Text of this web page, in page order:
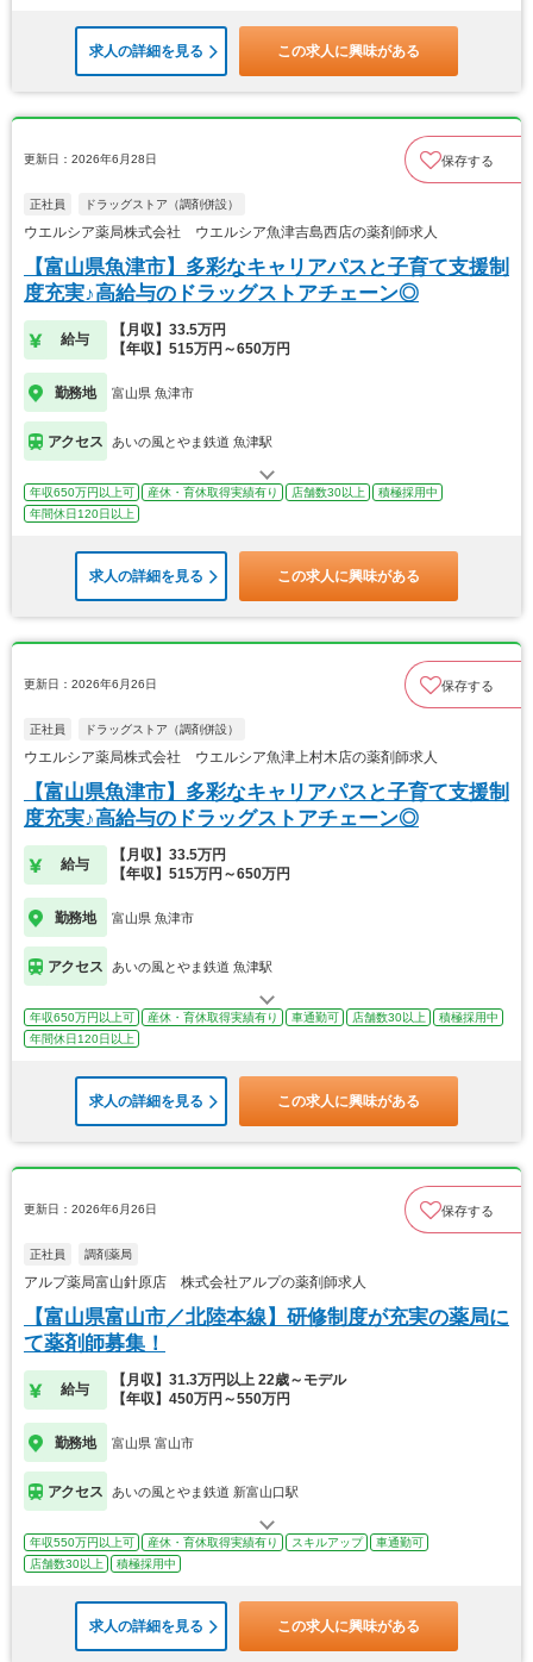
求人の詳細を見る この求人に興味がある
更新日：2026年6月28日 保存する
正社員 ドラッグストア（調剤併設）
ウエルシア薬局株式会社 ウエルシア魚津吉島西店の薬剤師求人
【富山県魚津市】多彩なキャリアパスと子育て支援制
度充実♪高給与のドラッグストアチェーン◎
給与
【月収】33.5万円
【年収】515万円～650万円
勤務地 富山県 魚津市
アクセス あいの風とやま鉄道 魚津駅
年収650万円以上可 産休・育休取得実績有り 店舗数30以上
積極採用中
年間休日120日以上
求人の詳細を見る この求人に興味がある
更新日：2026年6月26日 保存する
正社員 ドラッグストア（調剤併設）
ウエルシア薬局株式会社 ウエルシア魚津上村木店の薬剤師求人
【富山県魚津市】多彩なキャリアパスと子育て支援制
度充実♪高給与のドラッグストアチェーン◎
給与
【月収】33.5万円
【年収】515万円～650万円
勤務地 富山県 魚津市
アクセス あいの風とやま鉄道 魚津駅
年収650万円以上可 産休・育休取得実績有り 車通勤可 店舗数30以上
積極採用中
年間休日120日以上
求人の詳細を見る この求人に興味がある
更新日：2026年6月26日 保存する
正社員 調剤薬局
アルプ薬局富山針原店 株式会社アルプの薬剤師求人
【富山県富山市／北陸本線】研修制度が充実の薬局に
て薬剤師募集！
給与
【月収】31.3万円以上 22歳～モデル
【年収】450万円～550万円
勤務地 富山県 富山市
アクセス あいの風とやま鉄道 新富山口駅
年収550万円以上可 産休・育休取得実績有り スキルアップ
車通勤可
店舗数30以上
積極採用中
求人の詳細を見る この求人に興味がある